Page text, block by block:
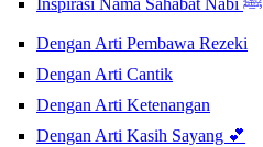
Inspirasi Nama Sahabat Nabi ﷺ
Dengan Arti Pembawa Rezeki
Dengan Arti Cantik
Dengan Arti Ketenangan
Dengan Arti Kasih Sayang 💕